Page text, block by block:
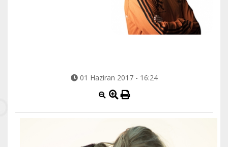
01 Haziran 2017 - 16:24